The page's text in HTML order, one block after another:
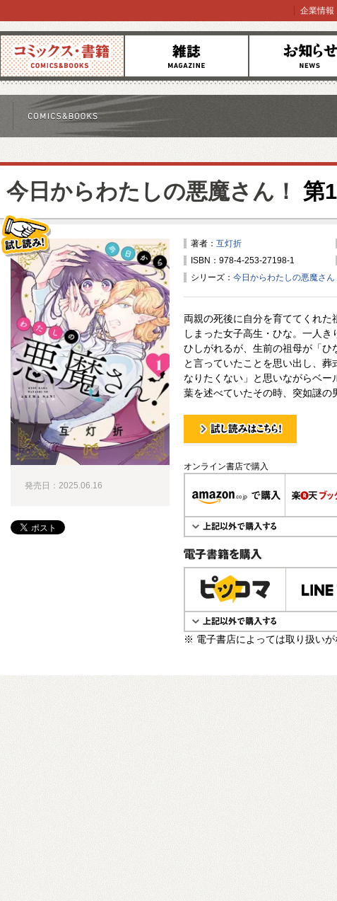
コミックス 雑誌 お知らせ
企業情報
今日からわたしの悪魔さん！ 第
著者： 互灯折
ISBN：978-4-253-27198-1
シリーズ： 今日からわたしの悪魔さん
両親の死後に自分を育ててくれ
しまった女子高生・ひな。一人
ひしがれるが、生前の祖母が「ひ
と言っていたことを思い出し、
なりたくない」と思いながらベ
葉を述べていたその時、突如謎の
試し読み！
オンライン書店で購入
電子書籍で購入
※ 電子書店によっては取り扱い
発売日：2025.06.16